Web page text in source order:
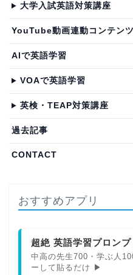
大学入試英語対策講座
YouTube動画連動コンテンツ
AIで英語学習
VOAで英語学習
英検・TEAP対策講座
過去記事
CONTACT
おすすめアプリ
超絶 英語学習プロン
中高の先生700・学ぶ人
ーして貼るだけ ▶